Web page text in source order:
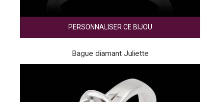
PERSONNALISER CE BIJOU
Bague diamant Juliette